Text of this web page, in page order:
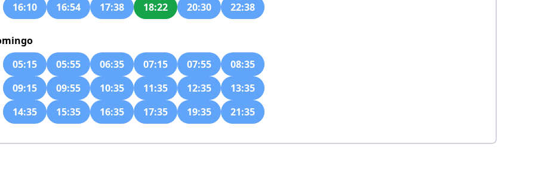
16:10
16:54 17:38 18:22 20:30 22:38
05:15
05:55 06:35 07:15 07:55
08:35
09:15
09:55 10:35 11:35 12:35
13:35
14:35
15:35 16:35 17:35 19:35 21:35